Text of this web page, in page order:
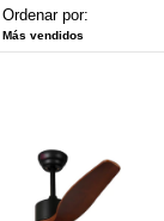
Ordenar por:
Más vendidos